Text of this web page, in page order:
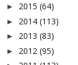
► 2015 (64)
► 2014 (113)
► 2013 (83)
► 2012 (95)